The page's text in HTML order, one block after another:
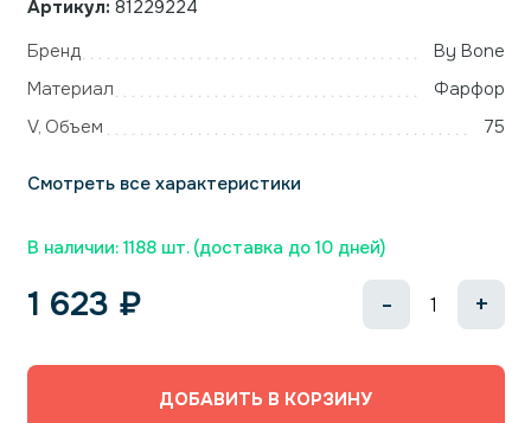
Артикул: 81229224
Бренд
By Bone
Материал
Фарфор
V, Объем
75
Смотреть все характеристики
В наличии: 1188 шт. (доставка до 10 дней)
1 623 ₽ - +
ДОБАВИТЬ В КОРЗИНУ